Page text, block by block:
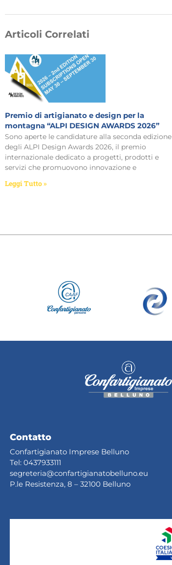
Articoli Correlati
Premio di artigianato e design per la
montagna “ALPI DESIGN AWARDS 2026”
Sono aperte le candidature alla seconda edizione
degli ALPI Design Awards 2026, il premio
internazionale dedicato a progetti, prodotti e
servizi che promuovono innovazione e
Leggi Tutto »
Contatto
Confartigianato Imprese Belluno
Tel: 0437933111
segreteria@confartigianatobelluno.eu
P.le Resistenza, 8 – 32100 Belluno